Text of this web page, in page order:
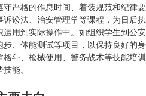
格的作息时间、着装规范和纪律
讼法、治安管理学等课程，为日后
用到实际操作中。如组织学生到公
、体能测试等项目，以保持良好的
斗、枪械使用、警务战术等技能培
能。